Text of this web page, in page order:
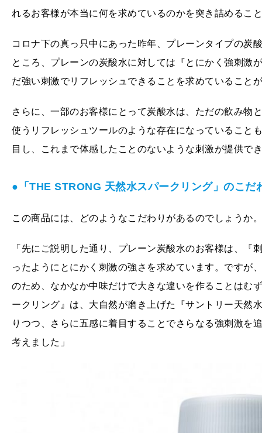
れるお客様が本当に何を求めているのかを突き詰めるこ
コロナ下の真っ只中にあった昨年、プレーンタイプの炭
ところ、プレーンの炭酸水に対しては『とにかく強刺激
だ強い刺激でリフレッシュできることを求めていること
さらに、一部のお客様にとって炭酸水は、ただの飲み物
使うリフレッシュツールのような存在になっていること
目し、これまで体感したことのないような刺激が提供で
●「THE STRONG 天然水スパークリング」のこだ
この商品には、どのようなこだわりがあるのでしょうか。
「先にご説明した通り、プレーン炭酸水のお客様は、
ったようにとにかく刺激の強さを求めています。ですが
のため、なかなか中味だけで大きな違いを作ることはむ
ークリング』は、大自然が磨き上げた『サントリー天然
りつつ、さらに五感に着目することでさらなる強刺激を
考えました」